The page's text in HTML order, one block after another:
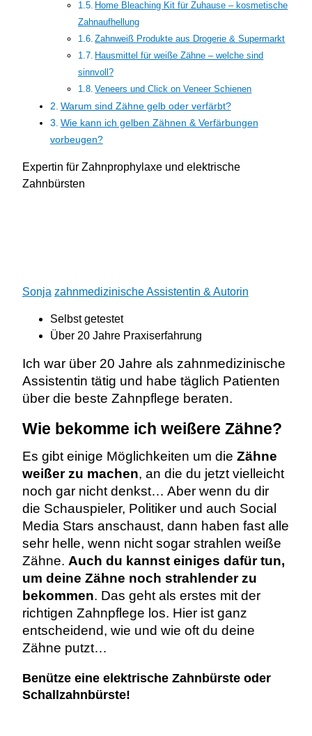
Home Bleaching Kit für Zuhause – kosmetische
Zahnaufhellung
Zahnweiß Produkte aus Drogerie & Supermarkt
Hausmittel für weiße Zähne – welche sind
sinnvoll?
Veneers und Click on Veneer Schienen
Warum sind Zähne gelb oder verfärbt?
Wie kann ich gelben Zähnen & Verfärbungen
vorbeugen?
Expertin für Zahnprophylaxe und elektrische
Zahnbürsten
Sonja zahnmedizinische Assistentin & Autorin
Selbst getestet
Über 20 Jahre Praxiserfahrung
Ich war über 20 Jahre als zahnmedizinische
Assistentin tätig und habe täglich Patienten
über die beste Zahnpflege beraten.
Wie bekomme ich weißere Zähne?
Es gibt einige Möglichkeiten um die Zähne
weißer zu machen, an die du jetzt vielleicht
noch gar nicht denkst… Aber wenn du dir
die Schauspieler, Politiker und auch Social
Media Stars anschaust, dann haben fast alle
sehr helle, wenn nicht sogar strahlen weiße
Zähne. Auch du kannst einiges dafür tun,
um deine Zähne noch strahlender zu
bekommen. Das geht als erstes mit der
richtigen Zahnpflege los. Hier ist ganz
entscheidend, wie und wie oft du deine
Zähne putzt…
Benütze eine elektrische Zahnbürste oder
Schallzahnbürste!